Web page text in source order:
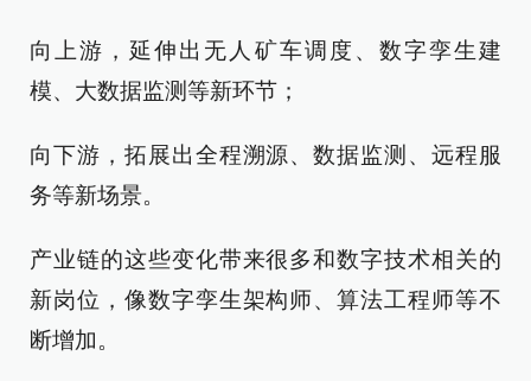
向上游，延伸出无人矿车调度、数字孪生建
模、大数据监测等新环节；
向下游，拓展出全程溯源、数据监测、远程服
务等新场景。
产业链的这些变化带来很多和数字技术相关的
新岗位，像数字孪生架构师、算法工程师等不
断增加。